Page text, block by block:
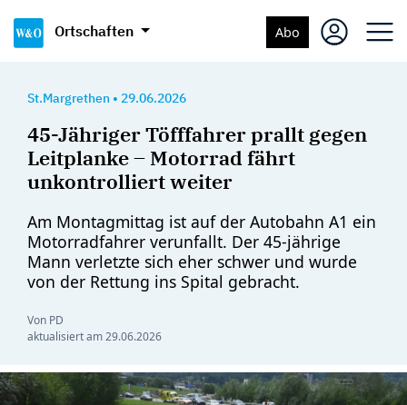
Ortschaften Abo
St.Margrethen • 29.06.2026
45-Jähriger Töfffahrer prallt gegen
Leitplanke – Motorrad fährt
unkontrolliert weiter
Am Montagmittag ist auf der Autobahn A1 ein
Motorradfahrer verunfallt. Der 45-jährige
Mann verletzte sich eher schwer und wurde
von der Rettung ins Spital gebracht.
Von PD
aktualisiert am29.06.2026